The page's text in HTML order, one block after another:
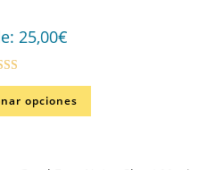
25,00€
en
de 5opciones